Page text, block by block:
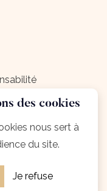
des cookies
nous sert à
du site.
Je refuse